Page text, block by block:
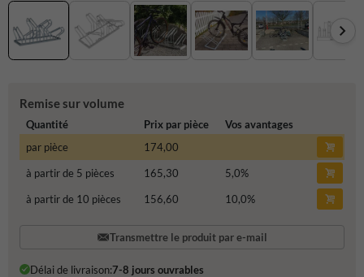
Remise sur volume
Quantité Prix par pièce
Vos avantages
par pièce
174,00
à partir de 5 pièces
165,30 5,0%
à partir de 10 pièces
156,60 10,0%
Transmettre le produit par e-mail
Délai de livraison:7-8 jours ouvrables